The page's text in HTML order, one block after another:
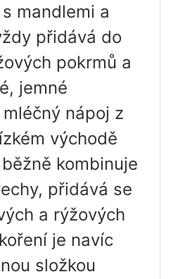
mandlemi a
přidává do
pokrmů a
jemné
nápoj z
východě
kombinuje
přidává se
a rýžových
je navíc
složkou